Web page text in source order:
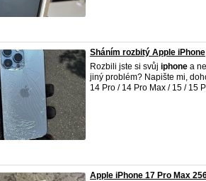
Sháním rozbitý Apple iPhone
Rozbili jste si svůj iphone a
jiný problém? Napište mi,
14 Pro / 14 Pro Max / 15 / 15
Apple iPhone 17 Pro Max